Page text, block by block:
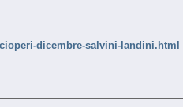
dicembre-salvini-landini.html